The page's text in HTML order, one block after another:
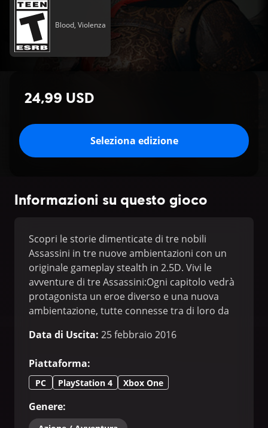
Blood, Violenza
24,99 USD
Seleziona edizione
Informazioni su questo gioco
Scopri le storie dimenticate di tre nobili
Assassini in tre nuove ambientazioni con un
originale gameplay stealth in 2.5D. Vivi le
avventure di tre Assassini:Ogni capitolo vedrà
protagonista un eroe diverso e una nuova
ambientazione, tutte connesse tra di loro da
lultimo episodio.
Data di Uscita: 25 febbraio 2016
Piattaforma:
PC PlayStation 4 Xbox One
Genere: